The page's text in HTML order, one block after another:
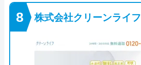
株式会社クリーンライフ